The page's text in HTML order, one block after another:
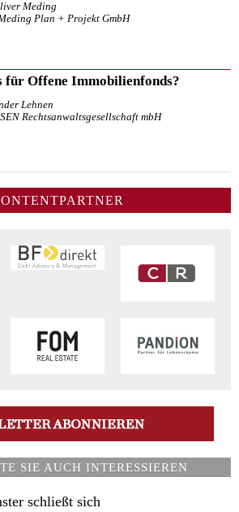
Meding
Plan + Projekt GmbH
für Offene Immobilienfonds?
Lehnen
Rechtsanwaltsgesellschaft mbH
SIE AUCH INTERESSIEREN
schließt sich